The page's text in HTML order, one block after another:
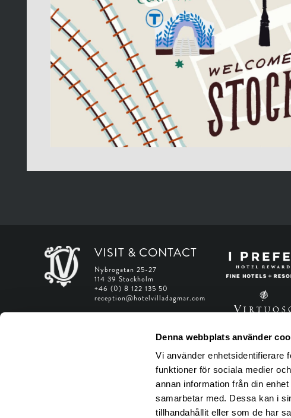
Denna webbplats använder
Vi använder enhetsidentifierare
funktioner för sociala medier
annan information från din
samarbetar med. Dessa kan i
tillhandahållit eller som de har
VISIT & CONTACT
Nybrogatan 25-27
114 39 Stockholm
+46 (0) 8 122 135 50
reception@hotelvilladagmar.com
Web Accessibility Statement